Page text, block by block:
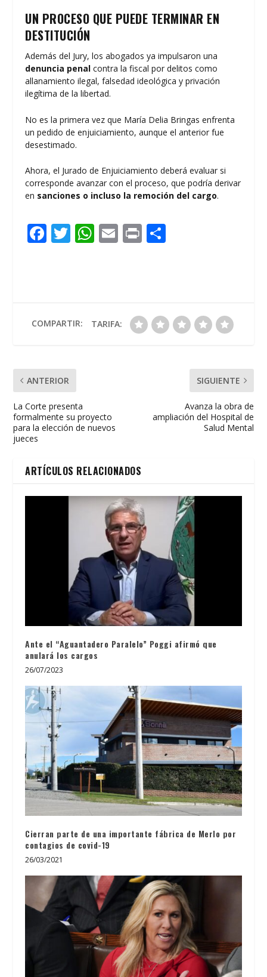
UN PROCESO QUE PUEDE TERMINAR EN
DESTITUCIÓN
Además del Jury, los abogados ya impulsaron una
denuncia penal contra la fiscal por delitos como
allanamiento ilegal, falsedad ideológica y privación
ilegítima de la libertad.
No es la primera vez que María Delia Bringas enfrenta
un pedido de enjuiciamiento, aunque el anterior fue
desestimado.
Ahora, el Jurado de Enjuiciamiento deberá evaluar si
corresponde avanzar con el proceso, que podría derivar
en sanciones o incluso la remoción del cargo.
F
o
o
T W
A
p
E Pr
ar
ti
COMPARTIR: TARIFA:
ANTERIOR
La Corte presenta
formalmente su proyecto
para la elección de nuevos
jueces
SIGUIENTE
Avanza la obra de
ampliación del Hospital de
Salud Mental
ARTÍCULOS RELACIONADOS
Ante el “Aguantadero Paralelo” Poggi afirmó que
anulará los cargos
26/07/2023
Cierran parte de una importante fábrica de Merlo por
contagios de covid-19
26/03/2021